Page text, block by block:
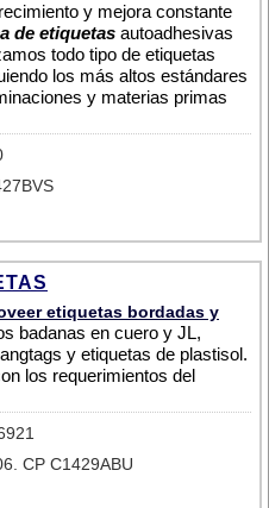
y mejora constante
de etiquetas autoadhesivas
todo tipo de etiquetas
los más altos estándares
y materias primas
etiquetas bordadas y
badanas en cuero y JL,
y etiquetas de plastisol.
los requerimientos del
CP C1429ABU